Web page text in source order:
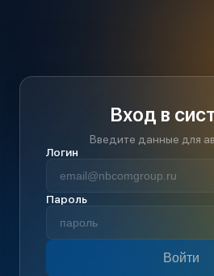
Вход в
Введите данные для
Логин
Пароль
Войти